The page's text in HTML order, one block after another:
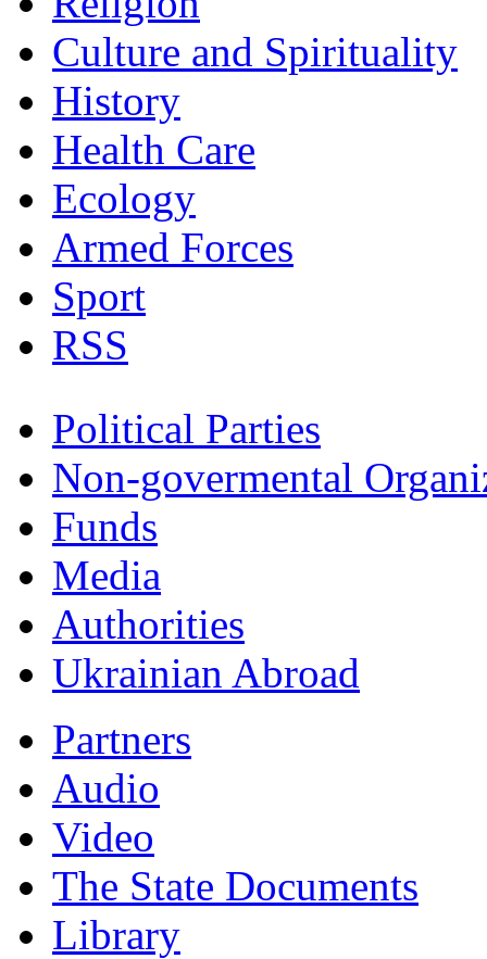
Culture and Spirituality
History
Health Care
Ecology
Armed Forces
Sport
RSS
Political Parties
Non-govermental
Funds
Мedia
Authorities
Ukrainian Abroad
Partners
Audio
Video
The State Documents
Library